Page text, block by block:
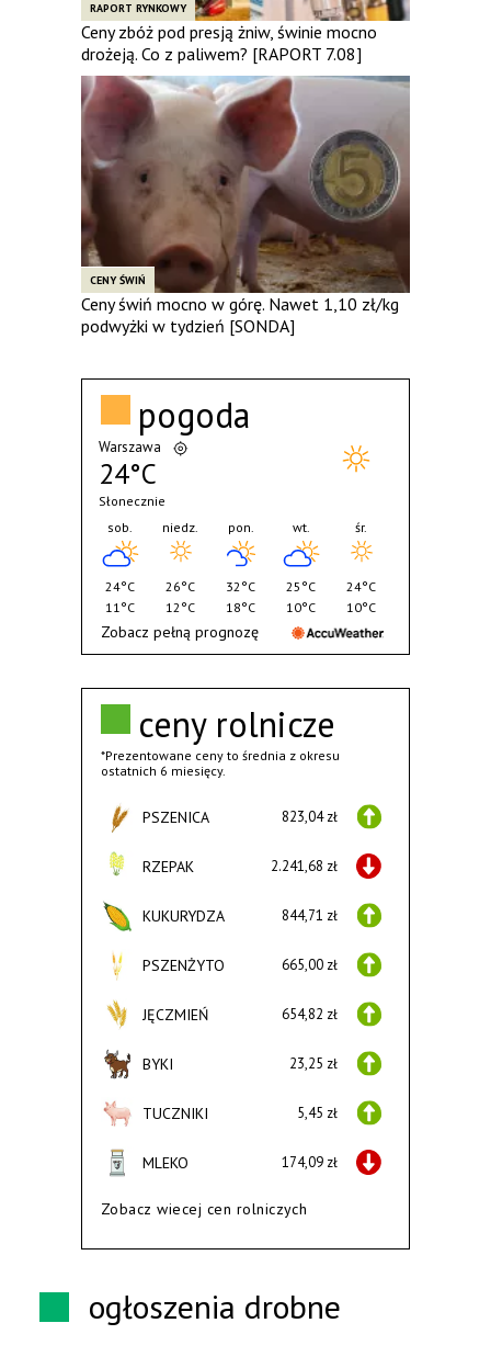
RAPORT RYNKOWY
Ceny zbóż pod presją żniw, świnie mocno
drożeją. Co z paliwem? [RAPORT 7.08]
CENY ŚWIŃ
Ceny świń mocno w górę. Nawet 1,10 zł/kg
podwyżki w tydzień [SONDA]
ceny rolnicze
*Prezentowane ceny to średnia z okresu
ostatnich 6 miesięcy.
PSZENICA 823,04 zł
RZEPAK 2.241,68 zł
KUKURYDZA 844,71 zł
PSZENŻYTO 665,00 zł
JĘCZMIEŃ 654,82 zł
BYKI 23,25 zł
TUCZNIKI 5,45 zł
MLEKO 174,09 zł
Zobacz wiecej cen rolniczych
pogoda
Warszawa
24°C
Słonecznie
sob.
24°C
11°C
niedz.
26°C
12°C
pon.
32°C
18°C
wt.
25°C
10°C
śr.
24°C
10°C
Zobacz pełną prognozę
ogłoszenia drobne